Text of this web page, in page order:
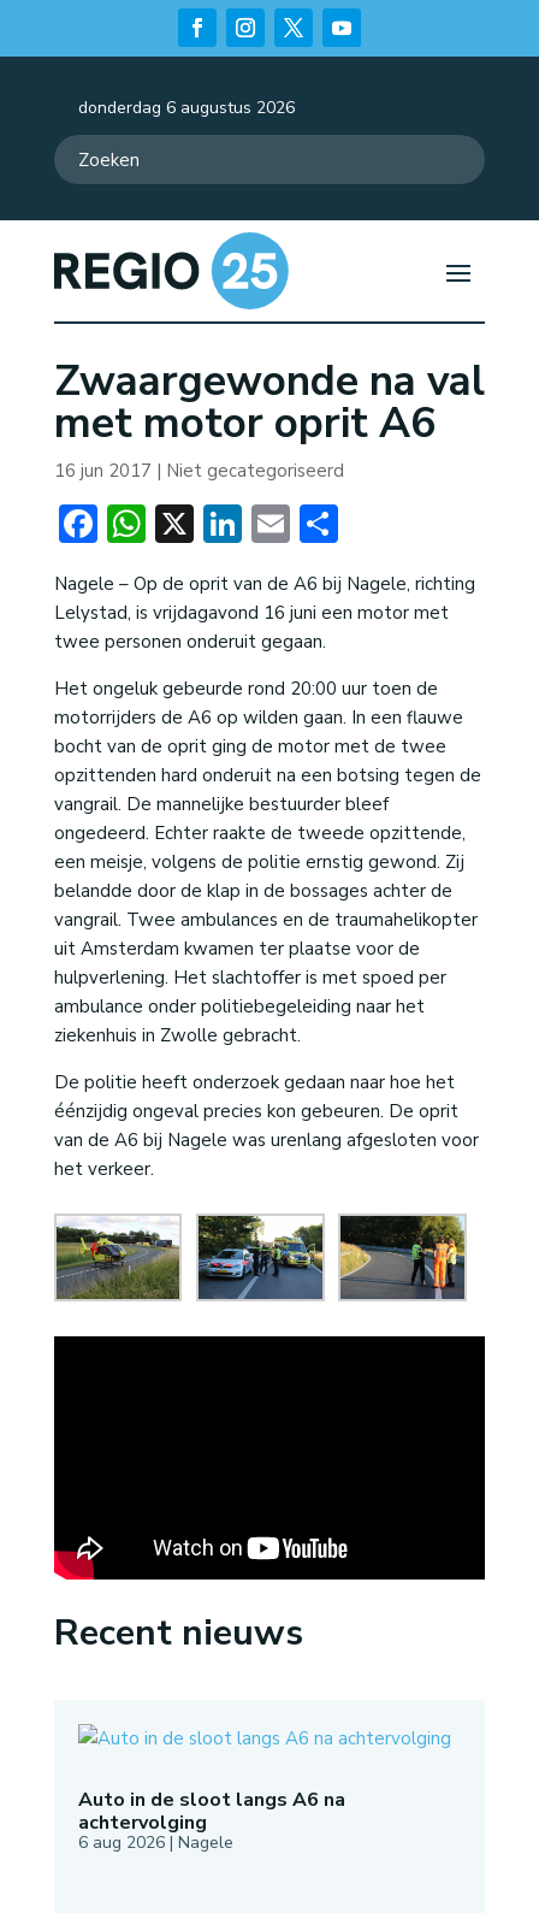
donderdag 6 augustus 2026
Zwaargewonde na val
met motor oprit A6
16 jun 2017 | Niet gecategoriseerd
Facebook
WhatsApp
X LinkedIn
EmailDelen
Nagele – Op de oprit van de A6 bij Nagele, richting
Lelystad, is vrijdagavond 16 juni een motor met
twee personen onderuit gegaan.
Het ongeluk gebeurde rond 20:00 uur toen de
motorrijders de A6 op wilden gaan. In een flauwe
bocht van de oprit ging de motor met de twee
opzittenden hard onderuit na een botsing tegen de
vangrail. De mannelijke bestuurder bleef
ongedeerd. Echter raakte de tweede opzittende,
een meisje, volgens de politie ernstig gewond. Zij
belandde door de klap in de bossages achter de
vangrail. Twee ambulances en de traumahelikopter
uit Amsterdam kwamen ter plaatse voor de
hulpverlening. Het slachtoffer is met spoed per
ambulance onder politiebegeleiding naar het
ziekenhuis in Zwolle gebracht.
De politie heeft onderzoek gedaan naar hoe het
éénzijdig ongeval precies kon gebeuren. De oprit
van de A6 bij Nagele was urenlang afgesloten voor
het verkeer.
Recent nieuws
Auto in de sloot langs A6 na
achtervolging
6 aug 2026| Nagele